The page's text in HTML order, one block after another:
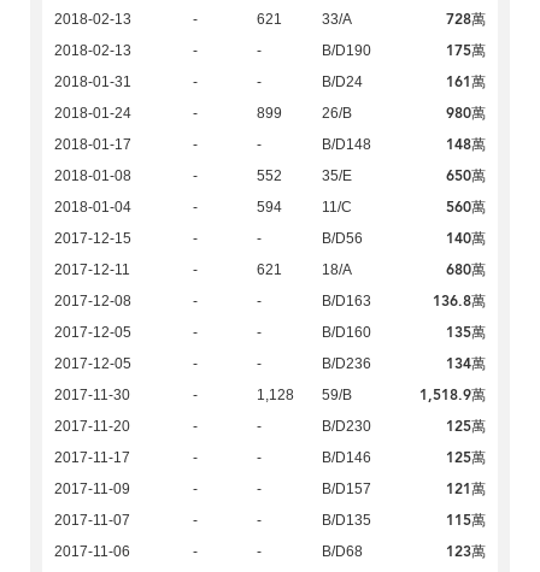
2018-02-13 - 621 33/A 728萬
2018-02-13 - - B/D190 175萬
2018-01-31 - - B/D24 161萬
2018-01-24 - 899 26/B 980萬
2018-01-17 - - B/D148 148萬
2018-01-08 - 552 35/E 650萬
2018-01-04 - 594 11/C 560萬
2017-12-15 - - B/D56 140萬
2017-12-11 - 621 18/A 680萬
2017-12-08 - - B/D163 136.8萬
2017-12-05 - - B/D160 135萬
2017-12-05 - - B/D236 134萬
2017-11-30 - 1,128 59/B 1,518.9萬
2017-11-20 - - B/D230 125萬
2017-11-17 - - B/D146 125萬
2017-11-09 - - B/D157 121萬
2017-11-07 - - B/D135 115萬
2017-11-06 - - B/D68 123萬